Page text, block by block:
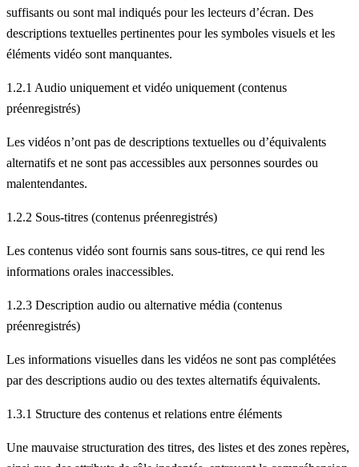
suffisants ou sont mal indiqués pour les lecteurs d’écran. Des
descriptions textuelles pertinentes pour les symboles visuels et les
éléments vidéo sont manquantes.
1.2.1 Audio uniquement et vidéo uniquement (contenus
préenregistrés)
Les vidéos n’ont pas de descriptions textuelles ou d’équivalents
alternatifs et ne sont pas accessibles aux personnes sourdes ou
malentendantes.
1.2.2 Sous-titres (contenus préenregistrés)
Les contenus vidéo sont fournis sans sous-titres, ce qui rend les
informations orales inaccessibles.
1.2.3 Description audio ou alternative média (contenus
préenregistrés)
Les informations visuelles dans les vidéos ne sont pas complétées
par des descriptions audio ou des textes alternatifs équivalents.
1.3.1 Structure des contenus et relations entre éléments
Une mauvaise structuration des titres, des listes et des zones repères,